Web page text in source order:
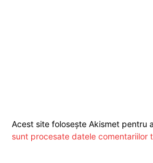
Acest site folosește Akismet pentru
sunt procesate datele comentariilor